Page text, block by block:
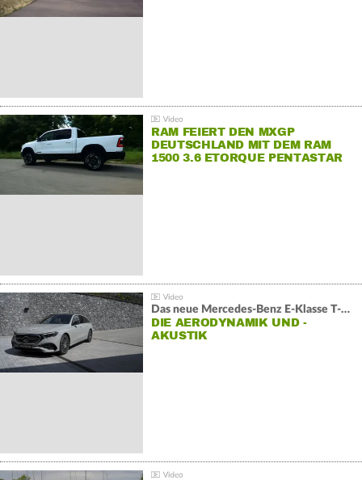
RAM FEIERT DEN MXGP
DEUTSCHLAND MIT DEM RAM
1500 3.6 ETORQUE PENTASTAR
Das neue Mercedes-Benz E-Klasse T-Modell
DIE AERODYNAMIK UND -
AKUSTIK